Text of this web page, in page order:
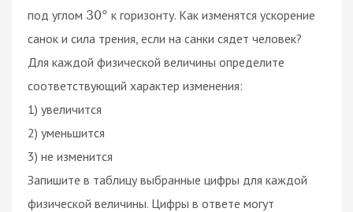
под углом 30° к горизонту. Как изменятся ускорение
санок и сила трения, если на санки сядет человек?
Для каждой физической величины определите
соответствующий характер изменения:
1) увеличится
2) уменьшится
3) не изменится
Запишите в таблицу выбранные цифры для каждой
физической величины. Цифры в ответе могут